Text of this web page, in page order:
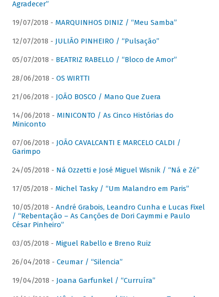
Agradecer”
19/07/2018 - MARQUINHOS DINIZ / “Meu Samba”
12/07/2018 - JULIÃO PINHEIRO / “Pulsação”
05/07/2018 - BEATRIZ RABELLO / “Bloco de Amor”
28/06/2018 - OS WIRTTI
21/06/2018 - JOÃO BOSCO / Mano Que Zuera
14/06/2018 - MINICONTO / As Cinco Histórias do
Miniconto
07/06/2018 - JOÃO CAVALCANTI E MARCELO CALDI /
Garimpo
24/05/2018 - Ná Ozzetti e José Miguel Wisnik / “Ná e Zé”
17/05/2018 - Michel Tasky / “Um Malandro em Paris”
10/05/2018 - André Grabois, Leandro Cunha e Lucas Fixel
/ “Rebentação – As Canções de Dori Caymmi e Paulo
César Pinheiro”
03/05/2018 - Miguel Rabello e Breno Ruiz
26/04/2018 - Ceumar / “Silencia”
19/04/2018 - Joana Garfunkel / “Curruíra”